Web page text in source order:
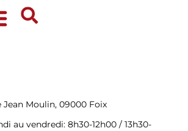
Moulin, 09000 Foix
au vendredi: 8h30-12h00 / 13h30-